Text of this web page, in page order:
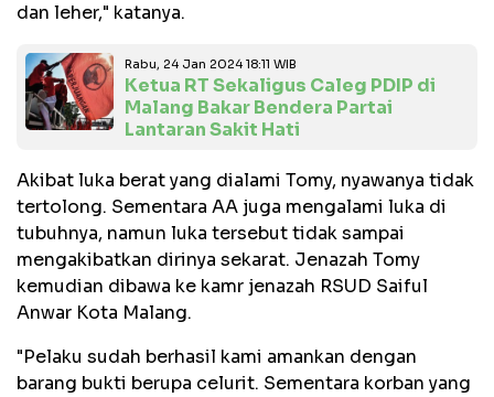
dan leher," katanya.
Rabu, 24 Jan 2024 18:11 WIB
Ketua RT Sekaligus Caleg PDIP di
Malang Bakar Bendera Partai
Lantaran Sakit Hati
Akibat luka berat yang dialami Tomy, nyawanya tidak
tertolong. Sementara AA juga mengalami luka di
tubuhnya, namun luka tersebut tidak sampai
mengakibatkan dirinya sekarat. Jenazah Tomy
kemudian dibawa ke kamr jenazah RSUD Saiful
Anwar Kota Malang.
"Pelaku sudah berhasil kami amankan dengan
barang bukti berupa celurit. Sementara korban yang